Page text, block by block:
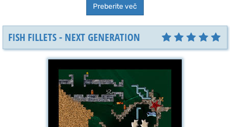
Preberite več
FISH FILLETS - NEXT GENERATION